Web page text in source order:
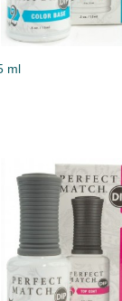
ml